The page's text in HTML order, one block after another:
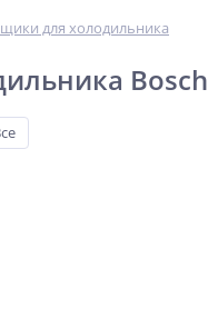
для холодильника
Bosch